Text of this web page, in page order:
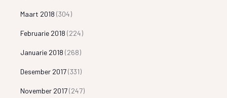
Maart 2018 (304)
Februarie 2018 (224)
Januarie 2018 (268)
Desember 2017(331)
November 2017(247)